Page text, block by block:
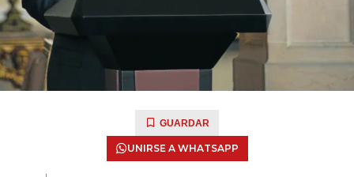
GUARDAR
UNIRSE A WHATSAPP